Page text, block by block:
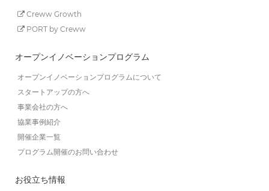
Creww Growth
PORT by Creww
オープンイノベーションプログラム
オープンイノベーションプログラムについて
スタートアップの方へ
事業会社の方へ
協業事例紹介
開催企業一覧
プログラム開催のお問い合わせ
お役立ち情報